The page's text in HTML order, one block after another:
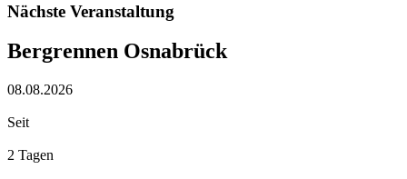
Nächste Veranstaltung
Bergrennen Osnabrück
08.08.2026
Seit
2 Tagen